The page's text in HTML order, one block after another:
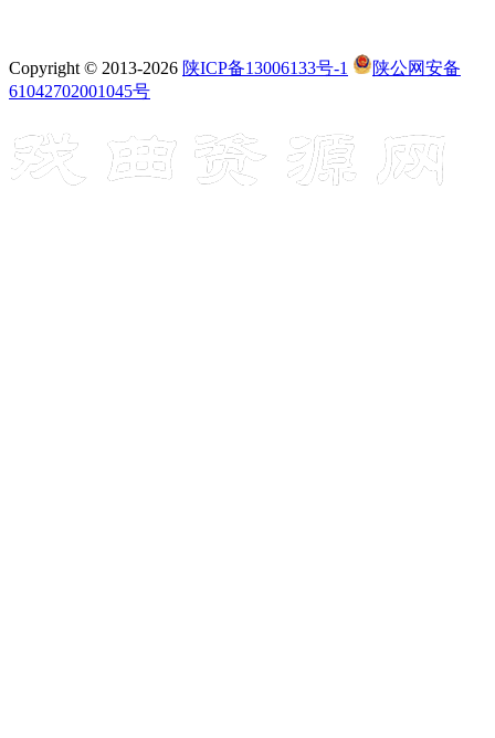
Copyright © 2013-2026 陕ICP备13006133号-1
陕公网安备
61042702001045号